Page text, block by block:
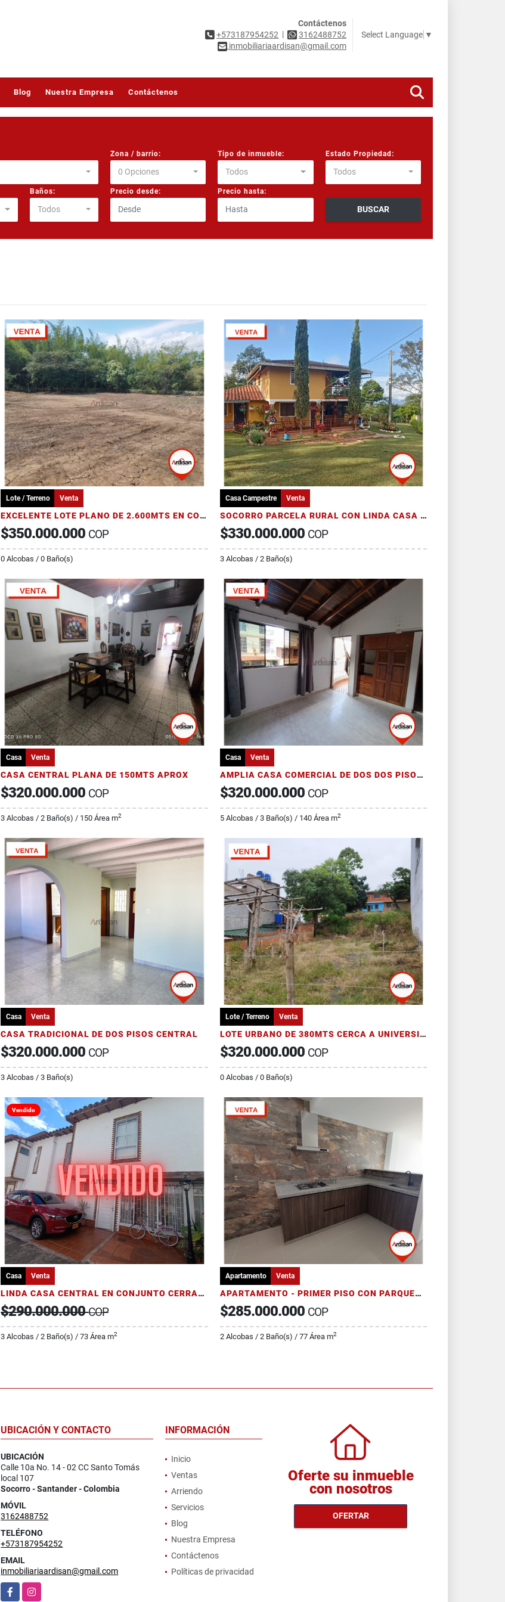
Contáctenos
+573187954252 |
3162488752
inmobiliariaardisan@gmail.com
Select Language ▼
Blog Nuestra Empresa Contáctenos
Zona / barrio:
0 Opciones
Tipo de inmueble:
Todos
Estado Propiedad:
Todos
Baños:
Todos
Precio desde: Precio hasta:
BUSCAR
Lote / Terreno Venta
EXCELENTE LOTE PLANO DE 2.600MTS EN CONJUNTO CAMPESTRE
$350.000.000 COP
0 Alcobas / 0 Baño(s)
Casa Campestre Venta
SOCORRO PARCELA RURAL CON LINDA CASA CAMPESTRE
$330.000.000 COP
3 Alcobas / 2 Baño(s)
Casa Venta
CASA CENTRAL PLANA DE 150MTS APROX
$320.000.000 COP
3 Alcobas / 2 Baño(s) / 150 Área m2
Casa Venta
AMPLIA CASA COMERCIAL DE DOS DOS PISOS CON GARAJE
$320.000.000 COP
5 Alcobas / 3 Baño(s) / 140 Área m2
Casa Venta
CASA TRADICIONAL DE DOS PISOS CENTRAL
$320.000.000 COP
3 Alcobas / 3 Baño(s)
Lote / Terreno Venta
LOTE URBANO DE 380MTS CERCA A UNIVERSIDADES
$320.000.000 COP
0 Alcobas / 0 Baño(s)
Vendido
Casa Venta
LINDA CASA CENTRAL EN CONJUNTO CERRADO
$290.000.000COP
3 Alcobas / 2 Baño(s) / 73 Área m2
Apartamento Venta
APARTAMENTO - PRIMER PISO CON PARQUEADERO
$285.000.000 COP
2 Alcobas / 2 Baño(s) / 77 Área m2
UBICACIÓN Y CONTACTO
UBICACIÓN
Calle 10a No. 14 - 02 CC Santo Tomás
local 107
Socorro - Santander - Colombia
MÓVIL
3162488752
TELÉFONO
+573187954252
EMAIL
inmobiliariaardisan@gmail.com
FacebookInstagram
INFORMACIÓN
Inicio
Ventas
Arriendo
Servicios
Blog
Nuestra Empresa
Contáctenos
Políticas de privacidad
Oferte su inmueble
con nosotros
OFERTAR